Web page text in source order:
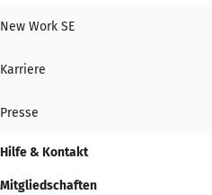
New Work SE
Karriere
Presse
Hilfe & Kontakt
Mitgliedschaften